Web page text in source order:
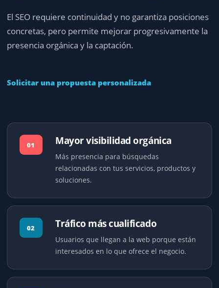
El SEO requiere continuidad y no garantiza posiciones
concretas, pero permite mejorar progresivamente la
presencia orgánica y la captación.
Solicitar una propuesta personalizada
01 Mayor visibilidad orgánica
Más presencia para búsquedas
relacionadas con tus servicios, productos y
soluciones.
02 Tráfico más cualificado
Usuarios que llegan a la web porque están
interesados en lo que ofrece el negocio.